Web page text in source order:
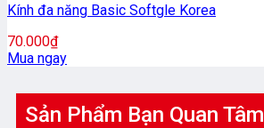
Kính đa năng Basic Softgle Korea
70.000₫
Mua ngay
Sản Phẩm Bạn Quan Tâm